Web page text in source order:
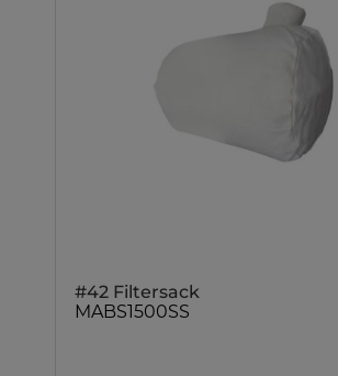
#42 Filtersack
MABS1500SS